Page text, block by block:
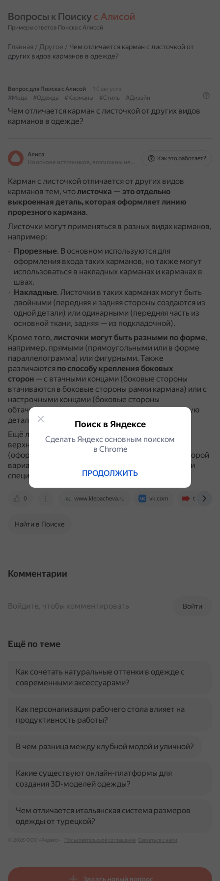
Вопросы к Поиску с Алисой
Примеры ответов Поиска с Алисой
Главная / Другое / Чем отличается карман с листочкой от
других видов карманов в одежде?
Вопрос для Поиска с Алисой
10 августа
#Мода
#Одежда #Карманы #Стиль #Дизайн
Чем отличается карман с листочкой от других видов
карманов в одежде?
Алиса
На основе источников, возможны неточности
Как это работает?
Карман с листочкой отличается от других видов
карманов тем, чтолисточка — это отдельно
выкроенная деталь, которая оформляет линию
прорезного кармана.
Листочки могут применяться в разных видах карманов,
например:
Прорезные. В основном используются для
оформления входа таких карманов, но также могут
использоваться в накладных карманах и карманах в
швах.
Накладные. Листочки в таких карманах могут быть
двойными (передняя и задняя стороны создаются из
одной детали) или одинарными (передняя часть из
основной ткани, задняя — из подкладочной).
Кроме того, листочки могут быть разными по форме,
например, прямыми (прямоугольными или в форме
параллелограмма) или фигурными. Также
различаются по способу крепления боковых
сторон — с втачными концами (боковые стороны
втачиваются в боковые стороны рамки кармана) или с
настрочными концами (боковые стороны
обтачиваются, а затем настрачиваются на основную
деталь).
Ещё листочки могут быть
верхнюю сторону входа в карман) инижними
(оформляют нижнюю сторону входа в карман).
Второй
вариант в основном встречается в спортивной или
специальной одежде.
0 www.klepacheva.ru vk.com tkani.land
Найти в Поиске
Комментарии
Войти
Войдите, чтобы комментировать
Ещё по теме
Как сочетать натуральные оттенки в одежде с
современными аксессуарами?
Как персонализация рабочего стола влияет на
продуктивность работы?
В чем разница между клубной модой и уличной?
Какие существуют онлайн-платформы для
создания 3D-моделей одежды?
Чем отличается итальянская система размеров
одежды от турецкой?
© 2026 ООО «Яндекс» Пользовательское соглашение Связаться с нами
Задать новый вопрос
Поиск в Яндексе
Сделать Яндекс основным поиском
в Сhrome
ПРОДОЛЖИТЬ